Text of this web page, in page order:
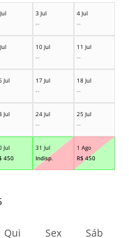
3 Jul
--
4 Jul
--
10 Jul
--
11 Jul
--
Jul
17 Jul
--
18 Jul
--
Jul
24 Jul
--
25 Jul
--
Jul
450
31 Jul
Indisp.
1 Ago
R$ 450
Qui Sex Sáb